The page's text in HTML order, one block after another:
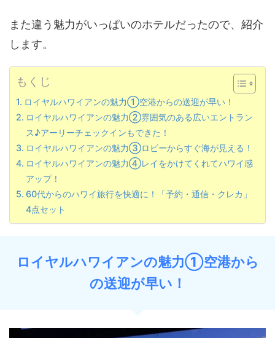
また違う魅力がいっぱいのホテルだったので、紹介
します。
もくじ
ロイヤルハワイアンの魅力①空港からの送迎が早い！
ロイヤルハワイアンの魅力②雰囲気のある広いエントラン
ス♪アーリーチェックインもできた！
ロイヤルハワイアンの魅力③ロビーからすぐ海が見える！
ロイヤルハワイアンの魅力④レイをかけてくれてハワイ感
アップ！
60代からのハワイ旅行を快適に！「予約・通信・クレカ」
4点セット
ロイヤルハワイアンの魅力①空港から
の送迎が早い！